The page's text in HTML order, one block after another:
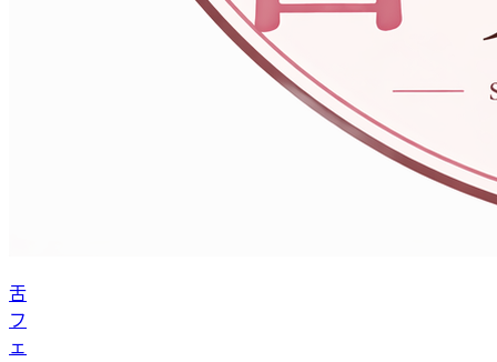
舌
フ
ェ